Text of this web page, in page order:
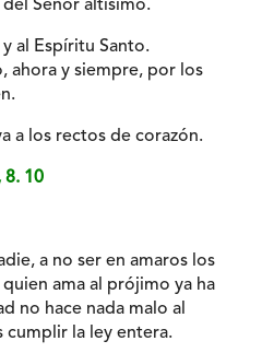
Señor altísimo.
al Espíritu Santo.
ahora y siempre, por los
a los rectos de corazón.
8. 10
a no ser en amaros los
ama al prójimo ya ha
no hace nada malo al
cumplir la ley entera.